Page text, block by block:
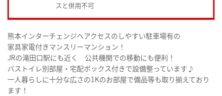
スと併用不可
熊本インターチェンジへアクセスのしやすい駐車場有の
家具家電付きマンスリーマンション！
JRの滝田口駅にも近く 公共機関での移動にも便利！
バストイレ別部屋・宅配ボックス付きで設備整っています♪
一人暮らしに十分な広さの1Kのお部屋で備品等も取り揃えており
ます！